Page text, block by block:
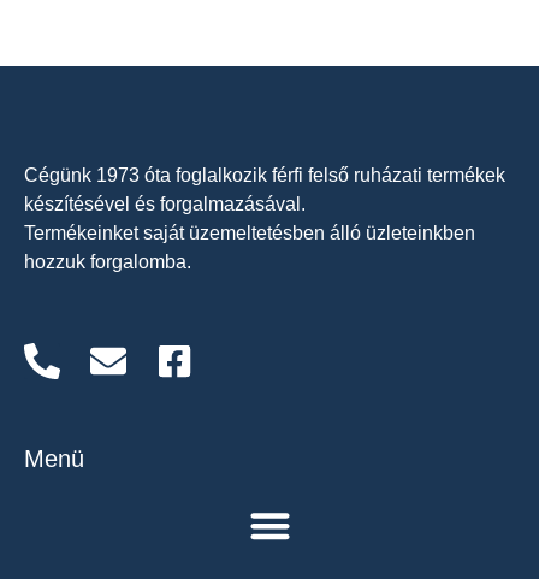
Cégünk 1973 óta foglalkozik férfi felső ruházati termékek
készítésével és forgalmazásával.
Termékeinket saját üzemeltetésben álló üzleteinkben
hozzuk forgalomba.
Menü